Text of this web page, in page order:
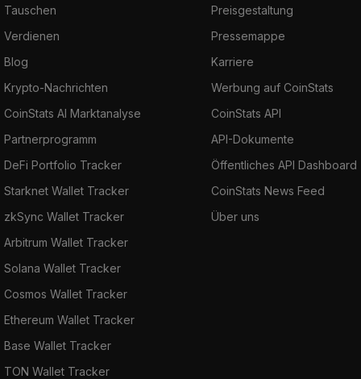
Tauschen
Verdienen
Blog
Krypto-Nachrichten
CoinStats AI Marktanalyse
Partnerprogramm
DeFi Portfolio Tracker
Starknet Wallet Tracker
zkSync Wallet Tracker
Arbitrum Wallet Tracker
Solana Wallet Tracker
Cosmos Wallet Tracker
Ethereum Wallet Tracker
Base Wallet Tracker
TON Wallet Tracker
Preisgestaltung
Pressemappe
Karriere
Werbung auf CoinStats
CoinStats API
API-Dokumente
Öffentliches API Dashboard
CoinStats News Feed
Über uns